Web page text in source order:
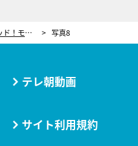
『グッド！モーニング』に新メンバー加入！ 番組ブログにパワフルな意気込み 写真8
テレ朝動画
サイト利用規約